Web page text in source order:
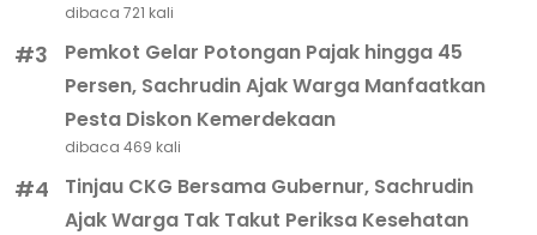
dibaca 721 kali
#3
Pemkot Gelar Potongan Pajak hingga 45
Persen, Sachrudin Ajak Warga Manfaatkan
Pesta Diskon Kemerdekaan
dibaca 469 kali
#4
Tinjau CKG Bersama Gubernur, Sachrudin
Ajak Warga Tak Takut Periksa Kesehatan